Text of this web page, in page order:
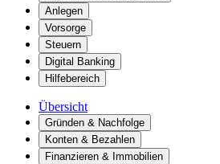
Anlegen
Vorsorge
Steuern
Digital Banking
Hilfebereich
Übersicht
Gründen & Nachfolge
Konten & Bezahlen
Finanzieren & Immobilien